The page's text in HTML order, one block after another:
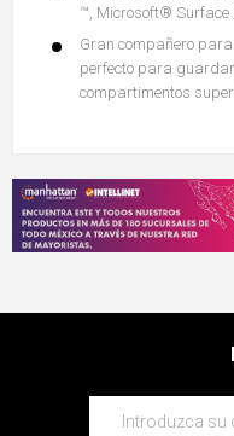
™, Microsoft® Surface
Gran compañero
perfecto para guardar
compartimentos